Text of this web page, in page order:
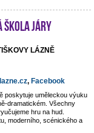
škola Járy
LÁZNĚ
, Facebook
poskytuje uměleckou výuku
dramatickém. Všechny
hru na hud.
moderního, scénického a